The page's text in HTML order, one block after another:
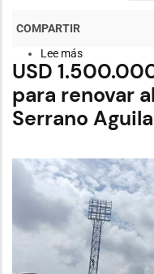
Lee más
ETAPA
informa
cierre
temporal
de
trabajos
técnicos
en
la
Planta
USD
para renovar
Serrano